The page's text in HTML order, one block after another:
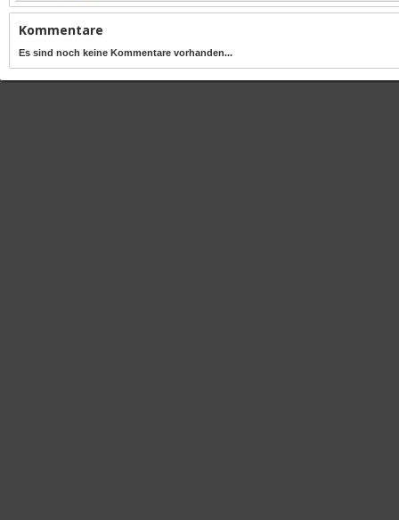
Kommentare
Es sind noch keine Kommentare vorhanden...